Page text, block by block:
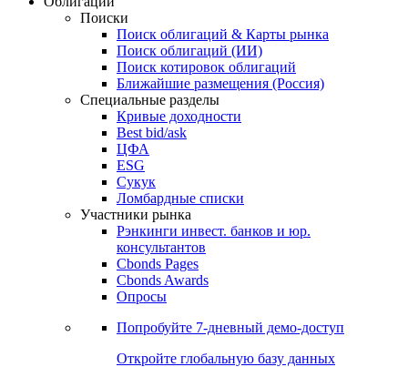
Поиски
Поиск облигаций & Карты рынка
Поиск облигаций (ИИ)
Поиск котировок облигаций
Ближайшие размещения (Россия)
Специальные разделы
Кривые доходности
Best bid/ask
ЦФА
ESG
Сукук
Ломбардные списки
Участники рынка
Рэнкинги инвест. банков и юр.
консультантов
Cbonds Pages
Cbonds Awards
Опросы
Попробуйте 7-дневный демо-доступ
Откройте глобальную базу данных